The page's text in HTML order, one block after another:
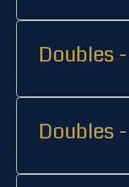
Doubles
Doubles